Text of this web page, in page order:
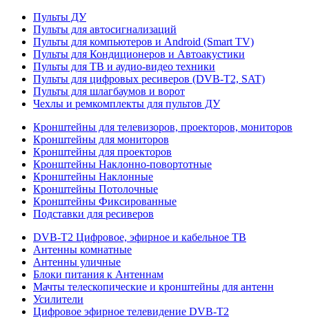
Пульты ДУ
Пульты для автосигнализаций
Пульты для компьютеров и Android (Smart TV)
Пульты для Кондиционеров и Автоакустики
Пульты для ТВ и аудио-видео техники
Пульты для цифровых ресиверов (DVB-T2, SAT)
Пульты для шлагбаумов и ворот
Чехлы и ремкомплекты для пультов ДУ
Кронштейны для телевизоров, проекторов, мониторов
Кронштейны для мониторов
Кронштейны для проекторов
Кронштейны Наклонно-повортотные
Кронштейны Наклонные
Кронштейны Потолочные
Кронштейны Фиксированные
Подставки для ресиверов
DVB-T2 Цифровое, эфирное и кабельное ТВ
Антенны комнатные
Антенны уличные
Блоки питания к Антеннам
Мачты телескопические и кронштейны для антенн
Усилители
Цифровое эфирное телевидение DVB-Т2